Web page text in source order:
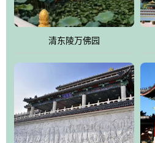
美、民族风格突出，与周边文物古迹
式园林。
万佛园工程一期占地448亩，目前完
用全仿古式建筑，寻求与世界文化遗
区建设中寻求陵园建设与景区建设的
的地形优势，打造现代艺术园林，建
合服务设施，服务于陵园经营，使企
托、相互促进，园区绿化覆盖率达
清东陵万佛园